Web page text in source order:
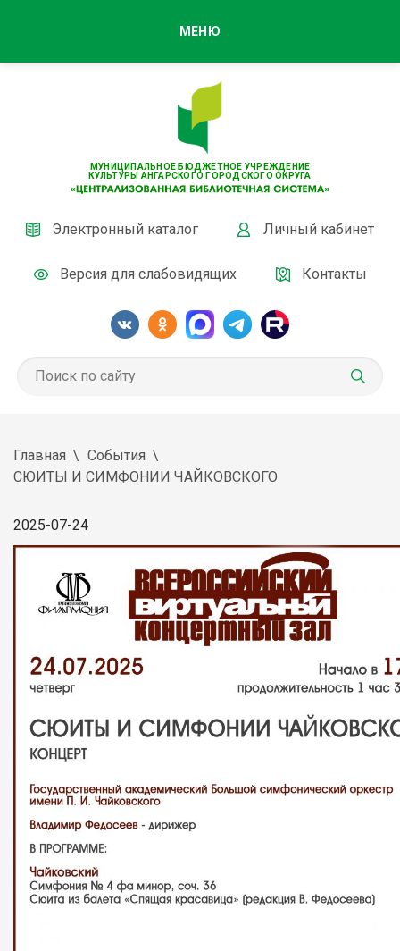
МУНИЦИПАЛЬНОЕ БЮДЖЕТНОЕ УЧРЕЖДЕНИЕ
КУЛЬТУРЫ АНГАРСКОГО ГОРОДСКОГО ОКРУГА
Электронный каталог Личный кабинет
Версия для слабовидящих Контакты
МЕНЮ
Главная
События
СЮИТЫ И СИМФОНИИ ЧАЙКОВСКОГО
2025-07-24